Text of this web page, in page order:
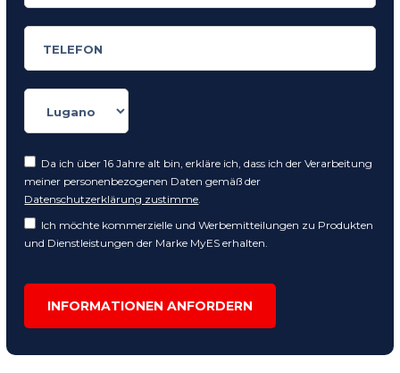
Da ich über 16 Jahre alt bin, erkläre ich, dass ich der Verarbeitung
meiner personenbezogenen Daten gemäß der
Datenschutzerklärung zustimme
Ich möchte kommerzielle und Werbemitteilungen zu Produkten
und Dienstleistungen der Marke MyES erhalten.
INFORMATIONEN ANFORDERN